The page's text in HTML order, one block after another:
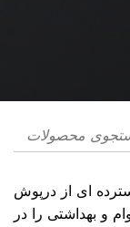
ای از درپوش
و بهداشتی را در